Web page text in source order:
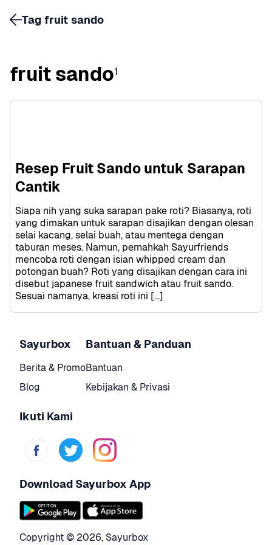
fruit sando1
Resep Fruit Sando untuk Sarapan
Cantik
Siapa nih yang suka sarapan pake roti? Biasanya, roti
yang dimakan untuk sarapan disajikan dengan olesan
selai kacang, selai buah, atau mentega dengan
taburan meses. Namun, pernahkah Sayurfriends
mencoba roti dengan isian whipped cream dan
potongan buah? Roti yang disajikan dengan cara ini
disebut japanese fruit sandwich atau fruit sando.
Sesuai namanya, kreasi roti ini […]
Sayurbox
Berita & Promo
Blog
Bantuan & Panduan
Bantuan
Kebijakan & Privasi
Ikuti Kami
Download Sayurbox App
Copyright © 2026, Sayurbox
Tag fruit sando